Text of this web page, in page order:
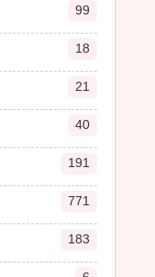
99
18
21
40
191
771
183